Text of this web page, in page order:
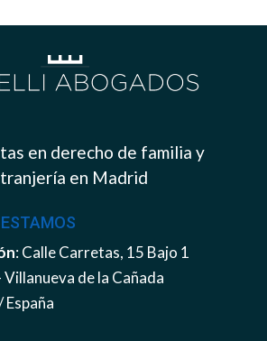
en derecho de familia y
en Madrid
: Calle Carretas, 15 Bajo 1
de la Cañada
España